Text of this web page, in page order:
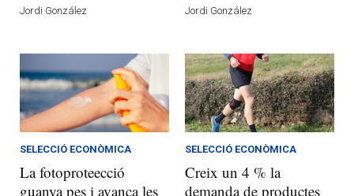
Jordi González Jordi González
SELECCIÓ ECONÒMICA
La fotoproteecció
guanya pes i avança les
SELECCIÓ ECONÒMICA
Creix un 4 % la
demanda de productes